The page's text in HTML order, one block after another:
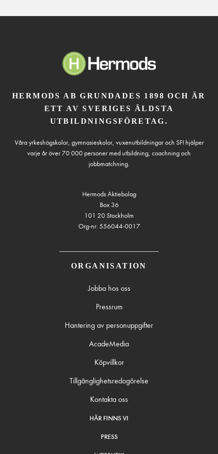
HERMODS AB GRUNDADES 1898 OCH ÄR
ETT AV SVERIGES ÄLDSTA
UTBILDNINGSFÖRETAG.
Våra yrkeshögskolor, gymnasieskolor, vuxenutbildningar och SFI hjälper
varje år över 70 000 personer med utbildning, coachning och
jobbmatchning.
Hermods Aktiebolag
Box 36
101 20 Stockholm
Org-nr: 556044-0017
ORGANISATION
Jobba hos oss
Pressrum
Hantering av personuppgifter
AcadeMedia
Köpvillkor
Tillgänglighetsredogörelse
Kontakta oss
HÄR FINNS VI
PRESS